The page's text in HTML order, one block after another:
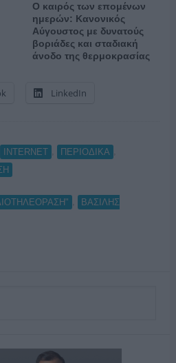
Ο καιρός των επομένων
ημερών: Κανονικός
Αύγουστος με δυνατούς
βοριάδες και σταδιακή
άνοδο της θερμοκρασίας
LinkedIn
INTERNET ΠΕΡΙΟΔΙΚΑ
ΒΑΣΙΛΗΣ